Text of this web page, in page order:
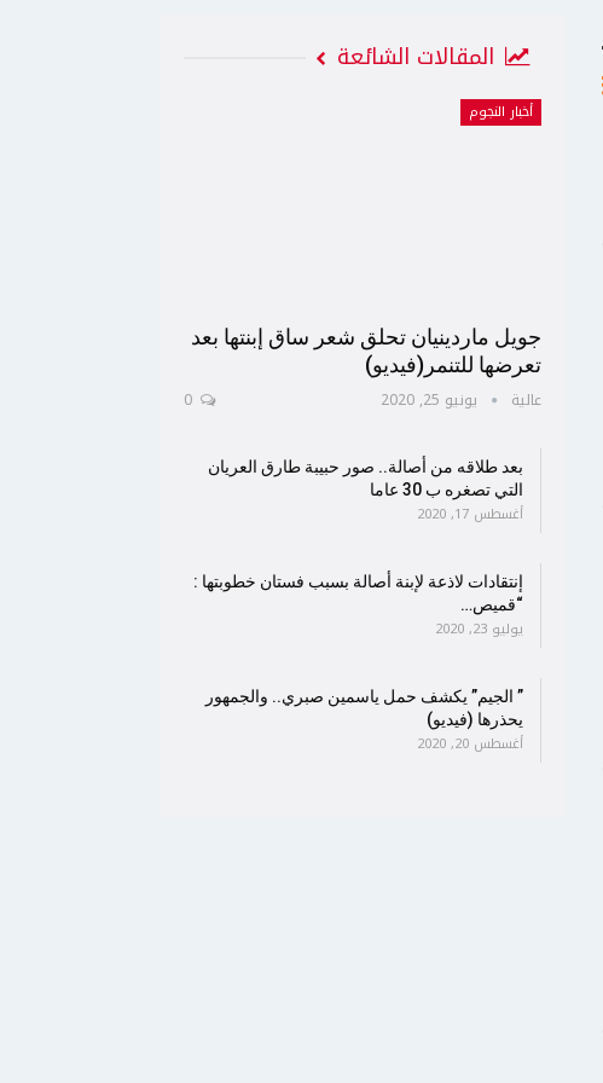
المقالات الشائعة
أخبار النجوم
جويل ماردينيان تحلق شعر ساق إبنتها بعد
تعرضها للتنمر(فيديو)
عالية يونيو 25, 2020
بعد طلاقه من أصالة.. صور حبيبة طارق العريان
التي تصغره ب 30 عاما
أغسطس 17, 2020
إنتقادات لاذعة لإبنة أصالة بسبب فستان خطوبتها :
“قميص…
يوليو 23, 2020
” الجيم” يكشف حمل ياسمين صبري.. والجمهور
يحذرها (فيديو)
أغسطس 20, 2020